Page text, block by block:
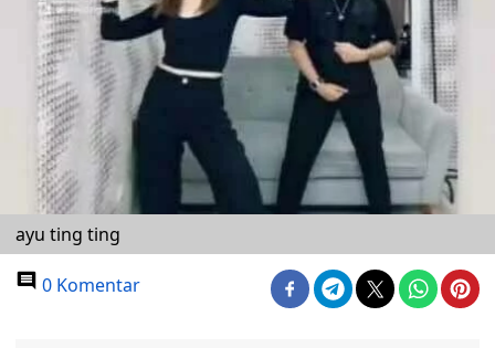
ayu ting ting
0 Komentar